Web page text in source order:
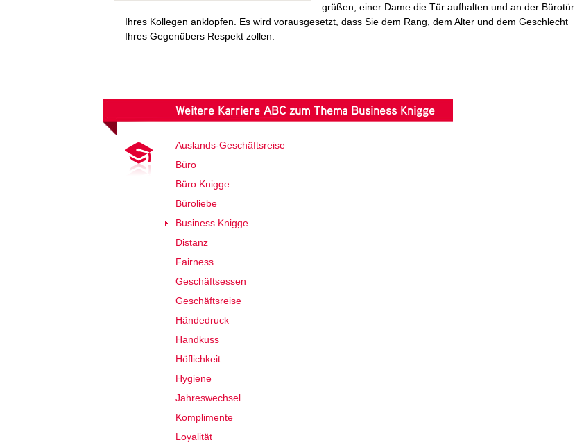
grüßen, einer Dame die Tür aufhalten und an der Bürotür
Ihres Kollegen anklopfen. Es wird vorausgesetzt, dass Sie dem Rang, dem Alter und dem Geschlecht
Ihres Gegenübers Respekt zollen.
Weitere Karriere ABC zum Thema Business Knigge
Auslands-Geschäftsreise
Büro
Büro Knigge
Büroliebe
Business Knigge
Distanz
Fairness
Geschäftsessen
Geschäftsreise
Händedruck
Handkuss
Höflichkeit
Hygiene
Jahreswechsel
Komplimente
Loyalität